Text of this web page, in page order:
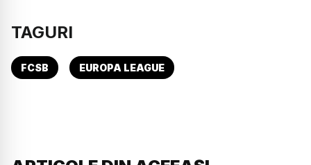
TAGURI
FCSB EUROPA LEAGUE